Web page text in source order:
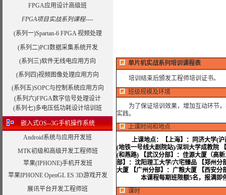
FPGA应用设计高级班
FPGA项目实战系列课程----
(系列一)Spartan-6 FPGA 视频处理
(系列二)PCI数据采集系统开发
(系列三)软件无线电应用方向
(系列四)视频图像处理应用方向
(系列五)SOPC与控制系统应用方向
(系列六)FPGA数字信号处理设计
(系列七)多电压低功耗设计培训班
嵌入式OS--3G手机操作系统
Android系统与应用开发班
MTK初级和高级开发工程师班
苹果(IPHONE)手机开发班
苹果IPHONE OpenGL ES 3D游戏开发
展讯平台开发工程师班
单片机实战系列培训课程表
培训结束后颁发工程师培训证书。
班级规模及环境
为了保证培训效果，增加互动环节，
实践。
上课时间和地点
上课地点：
【上海】：同济大学(
(地铁一号线大剧院站)/深圳大学成教院
(和燕路) 【武汉分部】：佳源大厦（高
部】：沈阳理工大学/六宅臻品 【郑州
大厦 【广州分部】：广粮大厦 【西安分
本课程每期班限额5名，报满即
课时